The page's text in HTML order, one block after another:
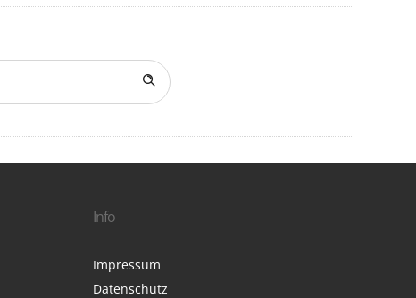
Info
Impressum
Datenschutz